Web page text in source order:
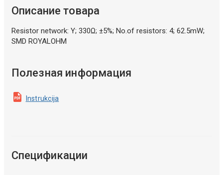
Описание товара
Resistor network: Y; 330Ω; ±5%; No.of resistors: 4; 62.5mW;
SMD ROYALOHM
Полезная информация
Instrukcija
Спецификации